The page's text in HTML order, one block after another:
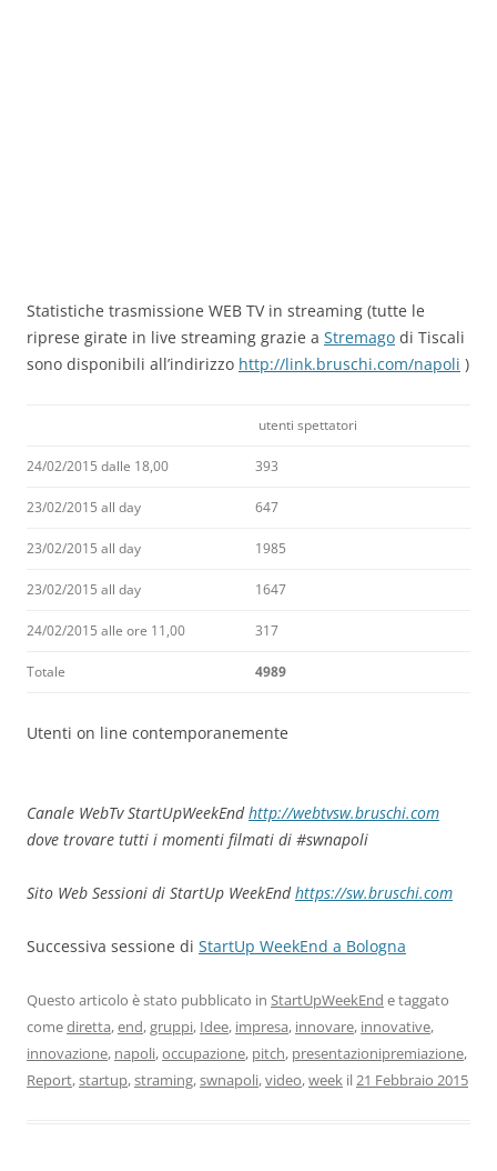
Statistiche trasmissione WEB TV in streaming (tutte le
riprese girate in live streaming grazie a Stremago di Tiscali
sono disponibili all’indirizzo http://link.bruschi.com/napoli )
utenti spettatori
24/02/2015 dalle 18,00 393
23/02/2015 all day 647
23/02/2015 all day 1985
23/02/2015 all day 1647
24/02/2015 alle ore 11,00 317
Totale 4989
Utenti on line contemporanemente
Canale WebTv StartUpWeekEndhttp://webtvsw.bruschi.com
dove trovare tutti i momenti filmati di #swnapoli
Sito Web Sessioni di StartUp WeekEndhttps://sw.bruschi.com
Successiva sessione di StartUp WeekEnd a Bologna
Questo articolo è stato pubblicato in StartUpWeekEnd e taggato
comediretta,end,gruppi, Idee, impresa, innovare, innovative,
innovazione, napoli,occupazione, pitch, presentazionipremiazione,
Report,startup,straming,swnapoli,video,week il21 Febbraio 2015